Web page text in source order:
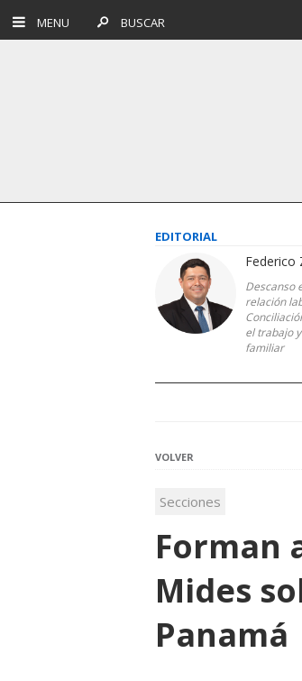
MENU BUSCAR
EDITORIAL
Federico
Descanso
relación
el trabajo
familiar
VOLVER
Secciones
Forman
Mides
Panamá